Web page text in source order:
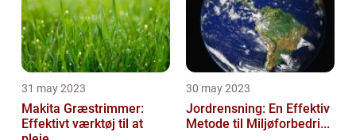
31 may 2023
Makita Græstrimmer:
Effektivt værktøj til at
30 may 2023
Jordrensning: En Effektiv
Metode til Miljøforbedri...